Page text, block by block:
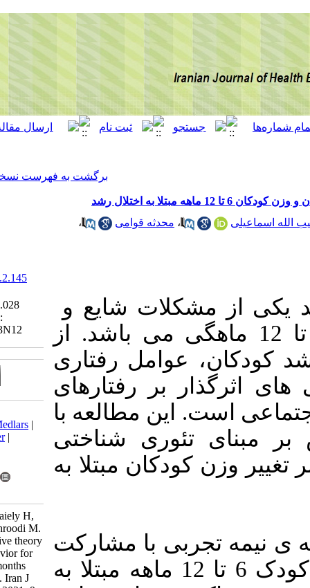
،محدثه قوامی ،
شایع و
6 تا 12 ماهگی می باشد. از
رفتاری
رفتارهای
مطالعه با
شناختی
مبتلا به
با مشارکت
100 نفر از مادران دارای کودک 6 تا 12 ماهه مبتلا به
IR.MUMS.REC.1397.028
Clinical trials code:
IRCT20160917029843N12
Download citation:
BibTeX
RIS Medlars|
ProCite
Reference Manager
Send citation to:
Mendeley
Zotero
Aghdasi Z, Tehrani H, Esmaiely H,
Ghavami M, Vahedian-Shahroodi M.
Application of social cognitive theory
on maternal nutritional behavior for
weight of children 6 to 12 months
with Failure to thrive (FTT). Iran J